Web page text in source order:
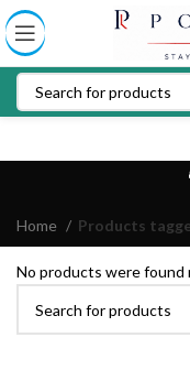
Home Products tagged
No products were found